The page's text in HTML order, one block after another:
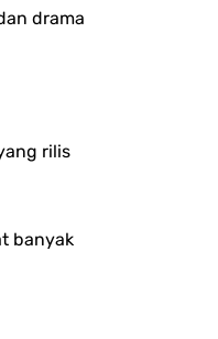
drama
rilis
banyak